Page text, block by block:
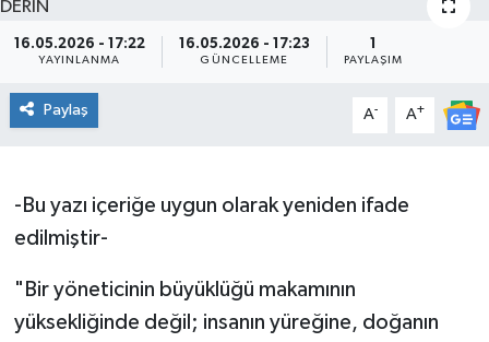
16.05.2026 - 17:22
YAYINLANMA
16.05.2026 - 17:23
GÜNCELLEME PAYLAŞIM
Paylaş A- A+
-Bu yazı içeriğe uygun olarak yeniden ifade
edilmiştir-
"Bir yöneticinin büyüklüğü makamının
yüksekliğinde değil; insanın yüreğine, doğanın
KİĞI
MERKEZ
SAĞLIK
SOLHAN